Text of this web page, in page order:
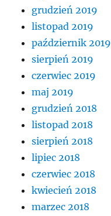
grudzień 2019
listopad 2019
październik 2019
sierpień 2019
czerwiec 2019
maj 2019
grudzień 2018
listopad 2018
sierpień 2018
lipiec 2018
czerwiec 2018
kwiecień 2018
marzec 2018